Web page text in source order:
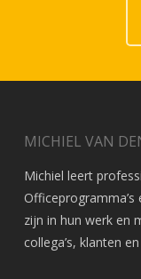
MICHIEL VAN
Michiel leert
zijn in hun werk en
collega’s, klanten